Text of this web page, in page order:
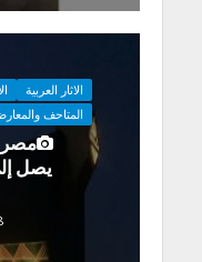
الاثار العربية
المتاحف
مصر
يصل
8